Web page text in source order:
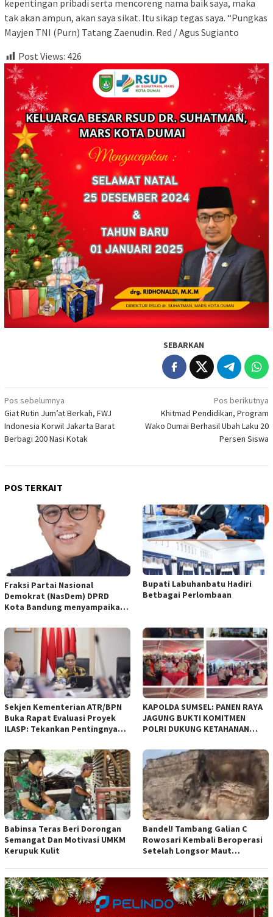
kepentingan pribadi serta mencoreng nama baik saya, maka
tak akan ampun, akan saya sikat. Itu sikap tegas saya. “Pungkas
Mayjen TNI (Purn) Tatang Zaenudin. Red / Agus Sugianto
Post Views: 426
SEBARKAN
Navigasi
pos
Pos sebelumnya
Giat Rutin Jum’at Berkah, FWJ
Indonesia Korwil Jakarta Barat
Berbagi 200 Nasi Kotak
Pos berikutnya
Khitmad Pendidikan, Program
Wako Dumai Berhasil Ubah Laku 20
Persen Siswa
POS TERKAIT
Fraksi Partai Nasional
Demokrat (NasDem) DPRD
Kota Bandung menyampaikan
empat Rancangan Peraturan
Daerah (Raperda) yang
diajukan Pemerintah Kota
Bandung
Bupati Labuhanbatu Hadiri
Betbagai Perlombaan
Sekjen Kementerian ATR/BPN
Buka Rapat Evaluasi Proyek
ILASP: Tekankan Pentingnya
Anggaran
KAPOLDA SUMSEL: PANEN RAYA
JAGUNG BUKTI KOMITMEN
POLRI DUKUNG KETAHANAN
Babinsa Teras Beri Dorongan
Semangat Dan Motivasi UMKM
Kerupuk Kulit
Bandel! Tambang Galian C
Rowosari Kembali Beroperasi
Setelah Longsor Maut